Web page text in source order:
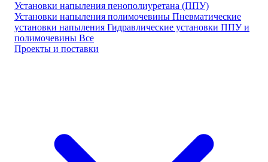
Установки напыления пенополиуретана (ППУ)
Установки напыления полимочевины Пневматические
установки напыления Гидравлические установки ППУ и
полимочевины Все
Проекты и поставки